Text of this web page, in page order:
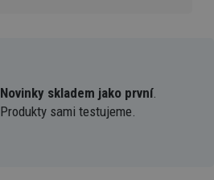
Novinky skladem jako první.
Produkty sami testujeme.